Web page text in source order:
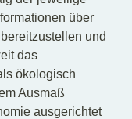
über
und
das
ökologisch
Ausmaß
ausgerichtet